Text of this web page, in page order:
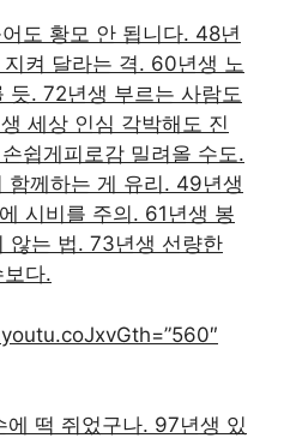
도 황모 안 됩니다. 48년
켜 달라는 격. 60년생 노
듯. 72년생 부르는 사람도
세상 인심 각박해도 진
쉽게피로감 밀려올 수도.
함께하는 게 유리. 49년생
시비를 주의. 61년생 봉
않는 법. 73년생 선량한
다.
떡 쥐었구나. 97년생 있